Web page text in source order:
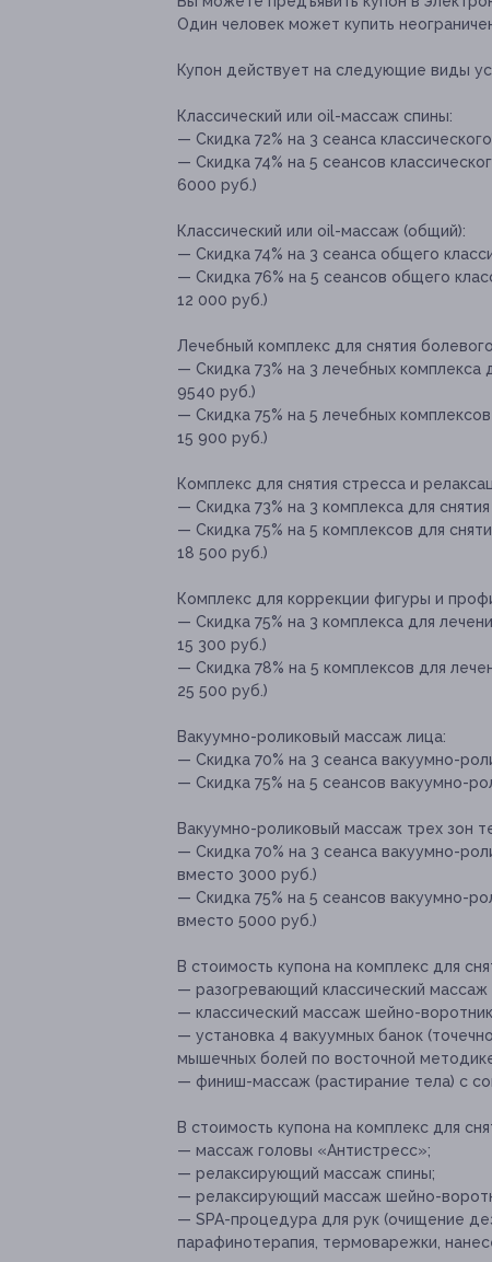
Один человек может купить
Купон действует на следующие виды
Классический или oil-массаж спины:
— Скидка 72% на 3 сеанса
— Скидка 74% на 5 сеансов
6000 руб.)
Классический или oil-массаж (общий):
— Скидка 74% на 3 сеанса общего
— Скидка 76% на 5 сеансов общего
12 000 руб.)
Лечебный комплекс для снятия
— Скидка 73% на 3 лечебных комплекса
9540 руб.)
— Скидка 75% на 5 лечебных
15 900 руб.)
Комплекс для снятия стресса и
— Скидка 73% на 3 комплекса для
— Скидка 75% на 5 комплексов для
18 500 руб.)
Комплекс для коррекции фигуры и
— Скидка 75% на 3 комплекса для
15 300 руб.)
— Скидка 78% на 5 комплексов для
25 500 руб.)
Вакуумно-роликовый массаж лица:
— Скидка 70% на 3 сеанса вакуумно-
— Скидка 75% на 5 сеансов вакуумно-
Вакуумно-роликовый массаж трех зон
— Скидка 70% на 3 сеанса вакуумно-
вместо 3000 руб.)
— Скидка 75% на 5 сеансов вакуумно-
вместо 5000 руб.)
В стоимость купона на комплекс для
— разогревающий классический массаж
— классический массаж шейно-
— установка 4 вакуумных банок
мышечных болей по восточной
— финиш-массаж (растирание тела) с
В стоимость купона на комплекс для
— массаж головы «Антистресс»;
— релаксирующий массаж спины;
— релаксирующий массаж шейно-
— SPA-процедура для рук (очищение
парафинотерапия, термоварежки,